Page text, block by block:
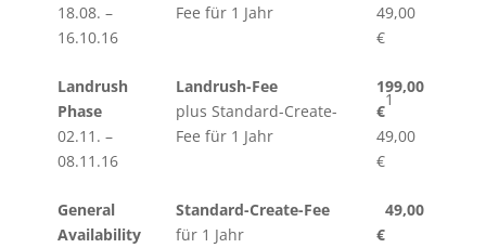
18.08. –
16.10.16
Fee für 1 Jahr
49,00
€
Landrush
Phase
02.11. –
08.11.16
Landrush-Fee
plus Standard-Create-
Fee für 1 Jahr
199,00
€
1
49,00
€
General
Availability
Standard-Create-Fee
für 1 Jahr
49,00
€